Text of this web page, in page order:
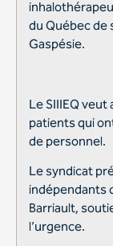
du Québec de
Gaspésie.
Le SIIIEQ
patients qui
de personnel.
Le syndicat
indépendants
Barriault,
l’urgence.